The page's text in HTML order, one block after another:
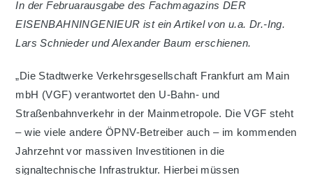
In der Februarausgabe des Fachmagazins DER
EISENBAHNINGENIEUR ist ein Artikel von u.a. Dr.-Ing.
Lars Schnieder und Alexander Baum erschienen.
„Die Stadtwerke Verkehrsgesellschaft Frankfurt am Main
mbH (VGF) verantwortet den U-Bahn- und
Straßenbahnverkehr in der Mainmetropole. Die VGF steht
– wie viele andere ÖPNV-Betreiber auch – im kommenden
Jahrzehnt vor massiven Investitionen in die
signaltechnische Infrastruktur. Hierbei müssen